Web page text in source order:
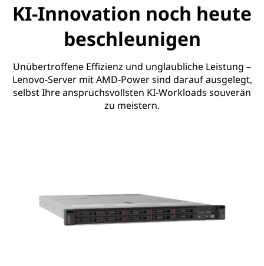
KI-Innovation noch heute
beschleunigen
Unübertroffene Effizienz und unglaubliche Leistung –
Lenovo-Server mit AMD-Power sind darauf ausgelegt,
selbst Ihre anspruchsvollsten KI-Workloads souverän
zu meistern.